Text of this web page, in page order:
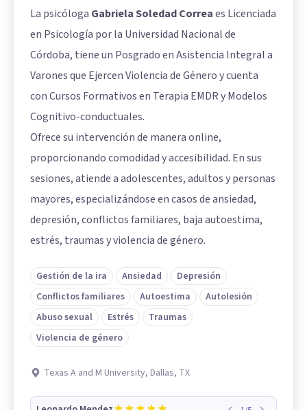
La psicóloga Gabriela Soledad Correaes Licenciada
en Psicología por la Universidad Nacional de
Córdoba, tiene un Posgrado en Asistencia Integral a
Varones que Ejercen Violencia de Género y cuenta
con Cursos Formativos en Terapia EMDR y Modelos
Cognitivo-conductuales.
Ofrece su intervención de manera online,
proporcionando comodidad y accesibilidad. En sus
sesiones, atiende a adolescentes, adultos y personas
mayores, especializándose en casos de ansiedad,
depresión, conflictos familiares, baja autoestima,
estrés, traumas y violencia de género.
Gestión de la ira Ansiedad
Depresión
Conflictos familiares
Autoestima
Autolesión
Abuso sexual
Estrés
Traumas
Violencia de género
Texas A and M University, Dallas, TX